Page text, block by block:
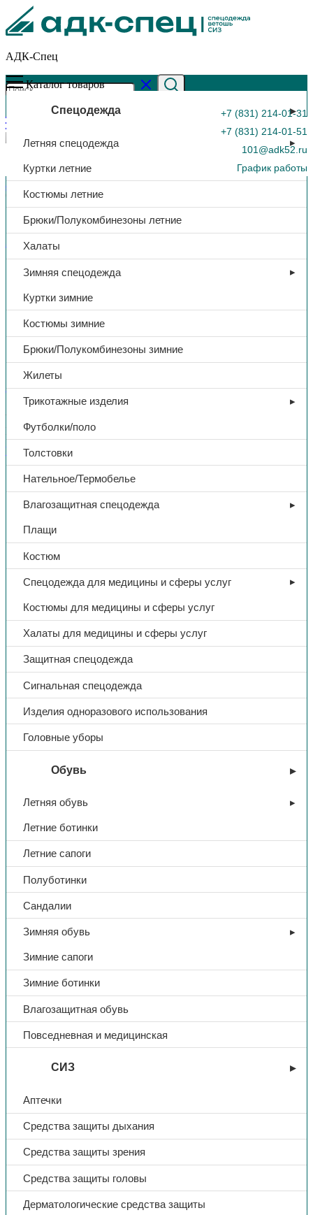
АДК-Спец
+7 (831) 214-01-31
+7 (831) 214-01-51
101@adk52.ru
График работы
0
Каталог товаров
Спецодежда
Летняя спецодежда
Куртки летние
Костюмы летние
Брюки/Полукомбинезоны летние
Халаты
Зимняя спецодежда
Куртки зимние
Костюмы зимние
Брюки/Полукомбинезоны зимние
Жилеты
Трикотажные изделия
Футболки/поло
Толстовки
Нательное/Термобелье
Влагозащитная спецодежда
Плащи
Костюм
Спецодежда для медицины и сферы услуг
Костюмы для медицины и сферы услуг
Халаты для медицины и сферы услуг
Защитная спецодежда
Сигнальная спецодежда
Изделия одноразового использования
Головные уборы
Обувь
Летняя обувь
Летние ботинки
Летние сапоги
Полуботинки
Сандалии
Зимняя обувь
Зимние сапоги
Зимние ботинки
Влагозащитная обувь
Повседневная и медицинская
СИЗ
Аптечки
Средства защиты дыхания
Средства защиты зрения
Средства защиты головы
Дерматологические средства защиты
Главная страница»Каталог»Костюм сварщика утеп., куртка/
брюки, тк. Велдшилд, (т.синий), 450 гр/м²
Защитная спецодежда
Костюм сварщика утеп.,
куртка/брюки, тк. Велдшилд,
(т.синий), 450 гр/м²
16540,00₽
В избранное
Поделиться:
Поделиться в Telegram
Whatsapp
Поделиться в Ok
Доп. информация
Тип Костюм
Утепленный Да
Ткань Велдшилд
Плотность
Цвет т.синий